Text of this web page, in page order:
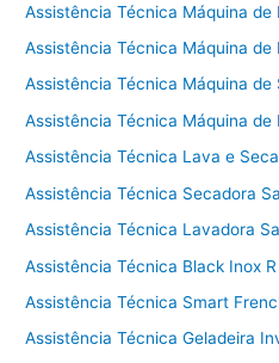
Assistência Técnica Máquina de
Assistência Técnica Máquina
Assistência Técnica Máquina de
Assistência Técnica Máquina de
Assistência Técnica Lava e
Assistência Técnica Secadora
Assistência Técnica Lavadora
Assistência Técnica Black Inox
Assistência Técnica Smart
Assistência Técnica Geladeira